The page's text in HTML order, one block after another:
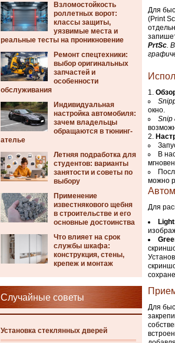
Взломостойкость
роллетных ворот:
классы защиты,
уязвимые места и
реальные тесты на проникновение
Ремонт спецтехники:
выбор оригинальных
запчастей и
особенности
обслуживания
Индивидуальная
настройка автомобиля:
зачем владельцы
обращаются в тюнинг-
ателье
Летняя подработка для
студентов: варианты
занятости и советы по
выбору
Применение
известнякового щебня
в строительстве и его
основные достоинства
Что влияет на срок
службы шкафа:
конструкция, стены,
крепеж и монтаж
Случайные советы
Установка стеклянных дверей
Для
(Print
PrtSc.
окно.
Snip
В
можно
Для
Для